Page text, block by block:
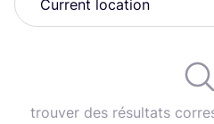
trouver des résultats